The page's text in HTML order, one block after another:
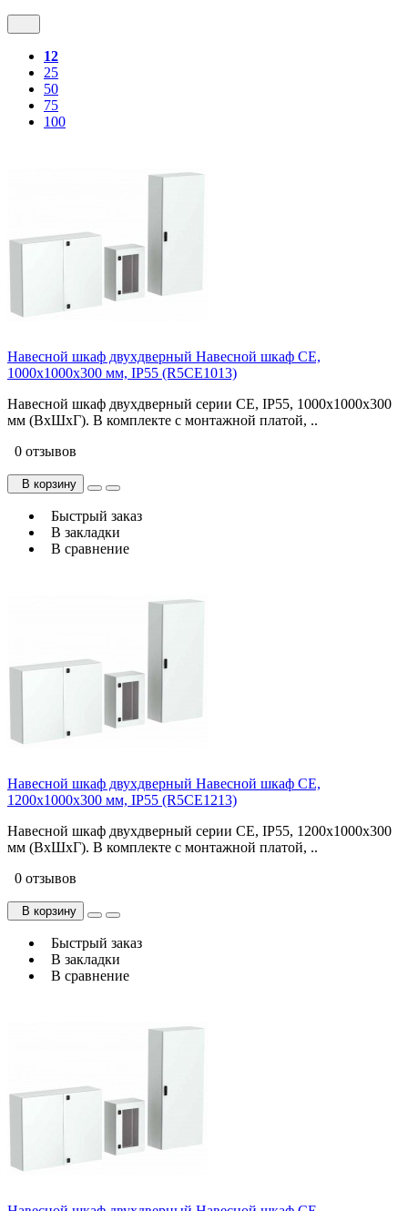
12
25
50
75
100
Навесной шкаф двухдверный Навесной шкаф CE,
1000x1000x300 мм, IP55 (R5CE1013)
Навесной шкаф двухдверный серии CE, IP55, 1000х1000х300
мм (ВхШхГ). В комплекте с монтажной платой, ..
0 отзывов
В корзину
Быстрый заказ
В закладки
В сравнение
Навесной шкаф двухдверный Навесной шкаф CE,
1200x1000x300 мм, IP55 (R5CE1213)
Навесной шкаф двухдверный серии CE, IP55, 1200х1000х300
мм (ВхШхГ). В комплекте с монтажной платой, ..
0 отзывов
В корзину
Быстрый заказ
В закладки
В сравнение